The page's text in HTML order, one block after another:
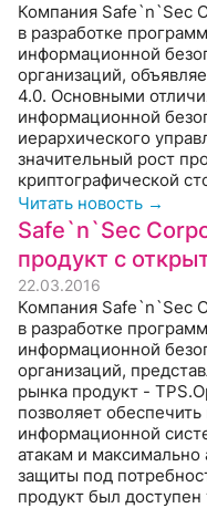
Компания Safe`n`Sec
в разработке
информационной
организаций,
4.0. Основными
информационной
иерархического
значительный рост
криптографической
Читать новость →
Safe`n`Sec
продукт с
22.03.2016
Компания Safe`n`Sec
в разработке
информационной
организаций,
рынка продукт -
позволяет
информационной
атакам и максимально
защиты под
продукт был